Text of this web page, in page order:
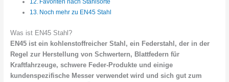
Favoriten nach Stahlsorte
Noch mehr zu EN45 Stahl
Was ist EN45 Stahl?
EN45 ist ein kohlenstoffreicher Stahl, ein Federstahl, der in der
Regel zur Herstellung von Schwertern, Blattfedern für
Kraftfahrzeuge, schwere Feder-Produkte und einige
kundenspezifische Messer verwendet wird und sich gut zum